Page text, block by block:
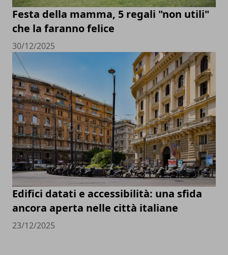
Festa della mamma, 5 regali "non utili"
che la faranno felice
30/12/2025
Edifici datati e accessibilità: una sfida
ancora aperta nelle città italiane
23/12/2025